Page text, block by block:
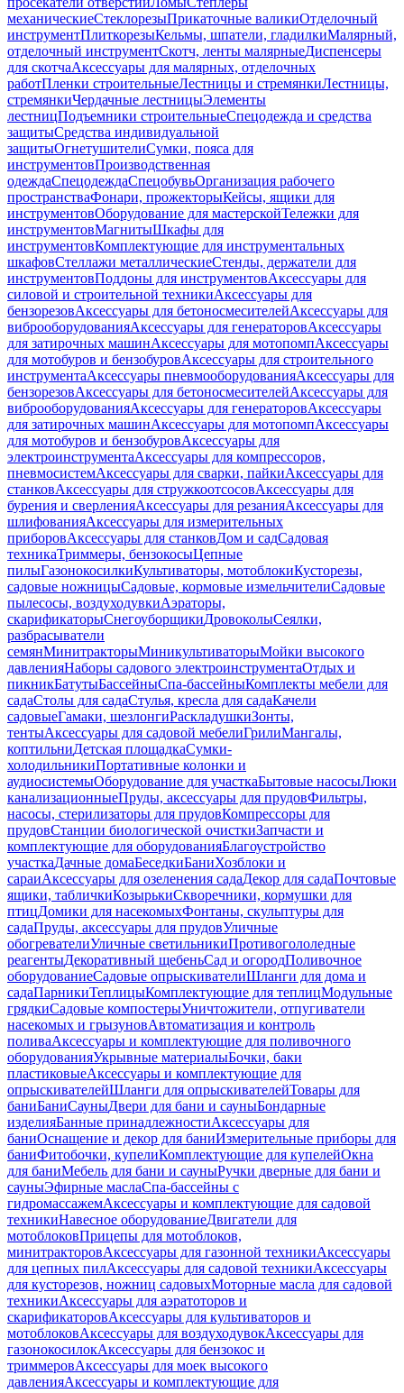
механическиеСтеклорезыПрикаточные валикиОтделочный
инструментПлиткорезыКельмы, шпатели, гладилкиМалярный,
отделочный инструментСкотч, ленты малярныеДиспенсеры
для скотчаАксессуары для малярных, отделочных
работПленки строительныеЛестницы и стремянкиЛестницы,
стремянкиЧердачные лестницыЭлементы
лестницПодъемники строительныеСпецодежда и средства
защитыСредства индивидуальной
защитыОгнетушителиСумки, пояса для
инструментовПроизводственная
одеждаСпецодеждаСпецобувьОрганизация рабочего
пространстваФонари, прожекторыКейсы, ящики для
инструментовОборудование для мастерскойТележки для
инструментовМагнитыШкафы для
инструментовКомплектующие для инструментальных
шкафовСтеллажи металлическиеСтенды, держатели для
инструментовПоддоны для инструментовАксессуары для
силовой и строительной техникиАксессуары для
бензорезовАксессуары для бетоносмесителейАксессуары для
виброоборудованияАксессуары для генераторовАксессуары
для затирочных машинАксессуары для мотопомпАксессуары
для мотобуров и бензобуровАксессуары для строительного
инструментаАксессуары пневмооборудованияАксессуары для
бензорезовАксессуары для бетоносмесителейАксессуары для
виброоборудованияАксессуары для генераторовАксессуары
для затирочных машинАксессуары для мотопомпАксессуары
для мотобуров и бензобуровАксессуары для
электроинструментаАксессуары для компрессоров,
пневмосистемАксессуары для сварки, пайкиАксессуары для
станковАксессуары для стружкоотсосовАксессуары для
бурения и сверленияАксессуары для резанияАксессуары для
шлифованияАксессуары для измерительных
приборовАксессуары для станковДом и садСадовая
техникаТриммеры, бензокосыЦепные
пилыГазонокосилкиКультиваторы, мотоблокиКусторезы,
садовые ножницыСадовые, кормовые измельчителиСадовые
пылесосы, воздуходувкиАэраторы,
скарификаторыСнегоуборщикиДровоколыСеялки,
разбрасыватели
семянМинитракторыМиникультиваторыМойки высокого
давленияНаборы садового электроинструментаОтдых и
пикникБатутыБассейныСпа-бассейныКомплекты мебели для
садаСтолы для садаСтулья, кресла для садаКачели
садовыеГамаки, шезлонгиРаскладушкиЗонты,
тентыАксессуары для садовой мебелиГрилиМангалы,
коптильниДетская площадкаСумки-
холодильникиПортативные колонки и
аудиосистемыОборудование для участкаБытовые насосыЛюки
канализационныеПруды, аксессуары для прудовФильтры,
насосы, стерилизаторы для прудовКомпрессоры для
прудовСтанции биологической очисткиЗапчасти и
комплектующие для оборудованияБлагоустройство
участкаДачные домаБеседкиБаниХозблоки и
сараиАксессуары для озеленения садаДекор для садаПочтовые
ящики, табличкиКозырькиСкворечники, кормушки для
птицДомики для насекомыхФонтаны, скульптуры для
садаПруды, аксессуары для прудовУличные
обогревателиУличные светильникиПротивогололедные
реагентыДекоративный щебеньСад и огородПоливочное
оборудованиеСадовые опрыскивателиШланги для дома и
садаПарникиТеплицыКомплектующие для теплицМодульные
грядкиСадовые компостерыУничтожители, отпугиватели
насекомых и грызуновАвтоматизация и контроль
поливаАксессуары и комплектующие для поливочного
оборудованияУкрывные материалыБочки, баки
пластиковыеАксессуары и комплектующие для
опрыскивателейШланги для опрыскивателейТовары для
баниБаниСауныДвери для бани и сауныБондарные
изделияБанные принадлежностиАксессуары для
баниОснащение и декор для баниИзмерительные приборы для
баниФитобочки, купелиКомплектующие для купелейОкна
для баниМебель для бани и сауныРучки дверные для бани и
сауныЭфирные маслаСпа-бассейны с
гидромассажемАксессуары и комплектующие для садовой
техникиНавесное оборудованиеДвигатели для
мотоблоковПрицепы для мотоблоков,
минитракторовАксессуары для газонной техникиАксессуары
для цепных пилАксессуары для садовой техникиАксессуары
для кусторезов, ножниц садовыхМоторные масла для садовой
техникиАксессуары для аэратоторов и
скарификаторовАксессуары для культиваторов и
мотоблоковАксессуары для воздуходувокАксессуары для
газонокосилокАксессуары для бензокос и
триммеровАксессуары для моек высокого
давленияАксессуары и комплектующие для